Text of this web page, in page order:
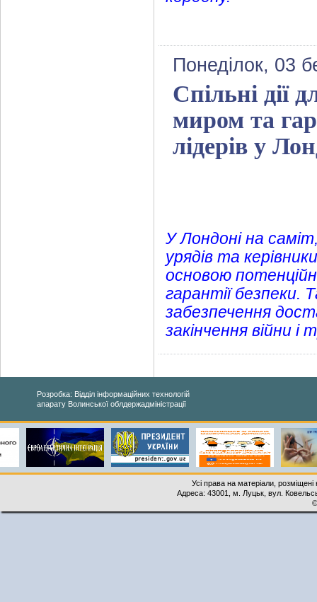
Понеділок, 03
Спільні дії
миром та
лідерів у
У Лондоні на
урядів та
основою
гарантії безпеки.
забезпечення
закінчення війни
Розробка: Відділ інформаційних технологій
апарату Волинської облдержадміністрації
Усі права на матеріали,
Адреса: 43001, м. Луцьк, вул.